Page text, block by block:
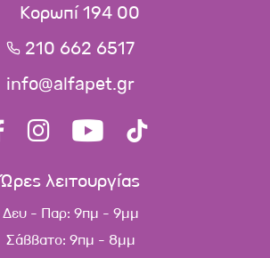
Κορωπί 194 00
210 662 6517
info@alfapet.gr
Ώρες λειτουργίας
Δευ - Παρ: 9πμ - 9μμ
Σάββατο: 9πμ - 8μμ